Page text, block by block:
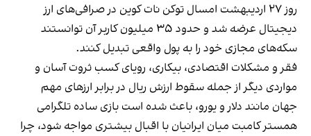
روز ۲۷ اردیبهشت امسال توکن نات کوین در صرافی‌های ارز
دیجیتال عرضه شد و حدود ۳۵ میلیون کاربر آن توانستند
سکه‌های مجازی خود را به پول واقعی تبدیل کنند.
فقر و مشکلات اقتصادی، بیکاری، رویای کسب ثروت آسان و
مواردی دیگر از جمله سقوط ارزش ریال در برابر ارزهای مهم
جهان مانند دلار و یورو، باعث شده است بازی ساده تلگرامی
همستر کامبت میان ایرانیان با اقبال بیشتری مواجه شود، چرا